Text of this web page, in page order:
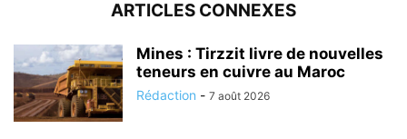
ARTICLES CONNEXES
Mines : Tirzzit livre de nouvelles
teneurs en cuivre au Maroc
Rédaction - 7 août 2026